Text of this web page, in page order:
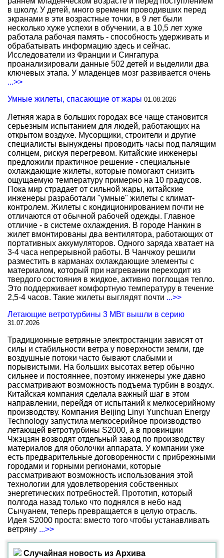
в школу. У детей, много времени проводивших перед
экранами в эти возрастные точки, в 9 лет были
несколько хуже успехи в обучении, а в 10,5 лет хуже
работала рабочая память - способность удерживать и
обрабатывать информацию здесь и сейчас.
Исследователи из Франции и Сингапура
проанализировали данные 502 детей и выделили два
ключевых этапа. У младенцев мозг развивается очень
...>>
Умные жилеты, спасающие от жары 01.08.2026
Летняя жара в больших городах все чаще становится
серьезным испытанием для людей, работающих на
открытом воздухе. Мусорщики, строители и другие
специалисты вынуждены проводить часы под палящим
солнцем, рискуя перегревом. Китайские инженеры
предложили практичное решение - специальные
охлаждающие жилеты, которые помогают снизить
ощущаемую температуру примерно на 10 градусов.
Пока мир страдает от сильной жары, китайские
инженеры разработали "умные" жилеты с климат-
контролем. Жилеты с кондиционированием почти не
отличаются от обычной рабочей одежды. Главное
отличие - в системе охлаждения. В городе Нанкин в
жилет вмонтированы два вентилятора, работающих от
портативных аккумуляторов. Одного заряда хватает на
3-4 часа непрерывной работы. В Чанчжоу решили
разместить в карманах охлаждающие элементы с
материалом, который при нагревании переходит из
твердого состояния в жидкое, активно поглощая тепло.
Это поддерживает комфортную температуру в течение
2,5-4 часов. Такие жилеты выглядят почти ...>>
Летающие ветротурбины 3 МВт вышли в серию
31.07.2026
Традиционные ветряные электростанции зависят от
силы и стабильности ветра у поверхности земли, где
воздушные потоки часто бывают слабыми и
порывистыми. На больших высотах ветер обычно
сильнее и постояннее, поэтому инженеры уже давно
рассматривают возможность подъема турбин в воздух.
Китайская компания сделала важный шаг в этом
направлении, перейдя от испытаний к мелкосерийному
производству. Компания Beijing Linyi Yunchuan Energy
Technology запустила мелкосерийное производство
летающей ветротурбины S2000, а в провинции
Чжэцзян возводят отдельный завод по производству
материалов для оболочки аппарата. У компании уже
есть предварительные договоренности с прибрежными
городами и горными регионами, которые
рассматривают возможность использования этой
технологии для удовлетворения собственных
энергетических потребностей. Прототип, который
полгода назад только что поднялся в небо над
Сычуанем, теперь превращается в целую отрасль.
Идея S2000 проста: вместо того чтобы устанавливать
ветряну ...>>
Случайная новость из Архива